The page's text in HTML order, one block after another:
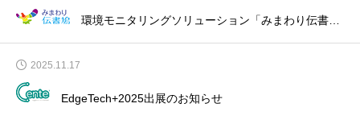
環境モニタリングソリューション「みまわり伝書鳩」に雷検知・予報機能実装予定のお知らせ
2025.11.17
EdgeTech+2025出展のお知らせ